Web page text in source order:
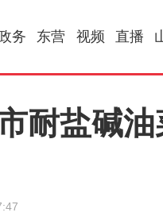
务 东营 视频 直播
耐盐碱